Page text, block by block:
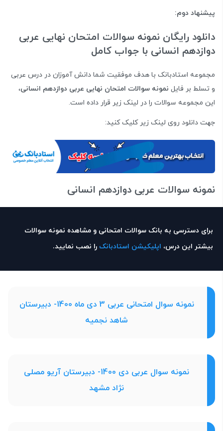
پیشنهاد دوم:
دانلود رایگان نمونه سوالات امتحان نهایی عربی
دوازدهم انسانی با جواب کامل
مجموعه استادبانک با هدف موفقیت شما دانش آموزان در درس عربی
و تسلط بر فایل نمونه سوالات امتحان نهایی عربی دوازدهم انسانی،
این مجموعه سوالات را در لینک زیر قرار داده است.
جهت دانلود روی لینک زیر کلیک کنید:
نمونه سوالات عربی دوازدهم انسانی
برای دسترسی به بانک سوالات امتحانی و مشاهده نمونه سوالات
بیشتر این درس، اپلیکیشن استادبانک را نصب نمایید.
نمونه سوال امتحانی عربی 3 دی ماه 1400- دبیرستان
شاهد نجمیه
نمونه سوال عربی دی 1400- دبیرستان آریو مصلی
نژاد مشهد